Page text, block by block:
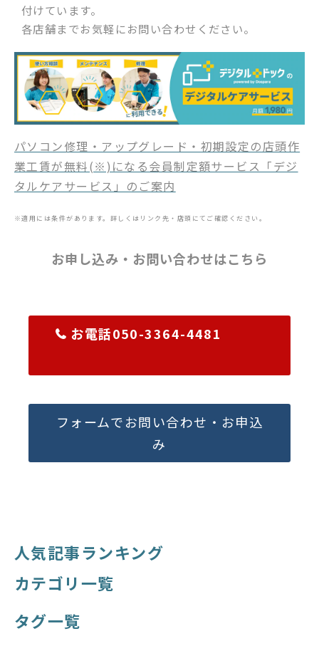
付けています。
各店舗までお気軽にお問い合わせください。
パソコン修理・アップグレード・初期設定の店頭作
業工賃が無料(※)になる会員制定額サービス「デジ
タルケアサービス」のご案内
※適用には条件があります。詳しくはリンク先・店頭にてご確認ください。
お申し込み・お問い合わせはこちら
お電話050-3364-4481
フォームでお問い合わせ・お申込
み
人気記事ランキング
カテゴリ一覧
タグ一覧